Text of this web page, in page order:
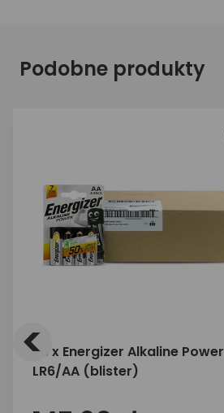
Podobne produkty
96 x Energizer Alkaline Power
LR6/AA (blister)
<